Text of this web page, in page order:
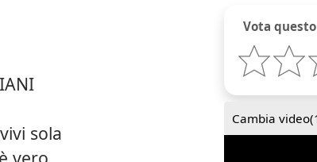
Vota
Cambia video(
sola